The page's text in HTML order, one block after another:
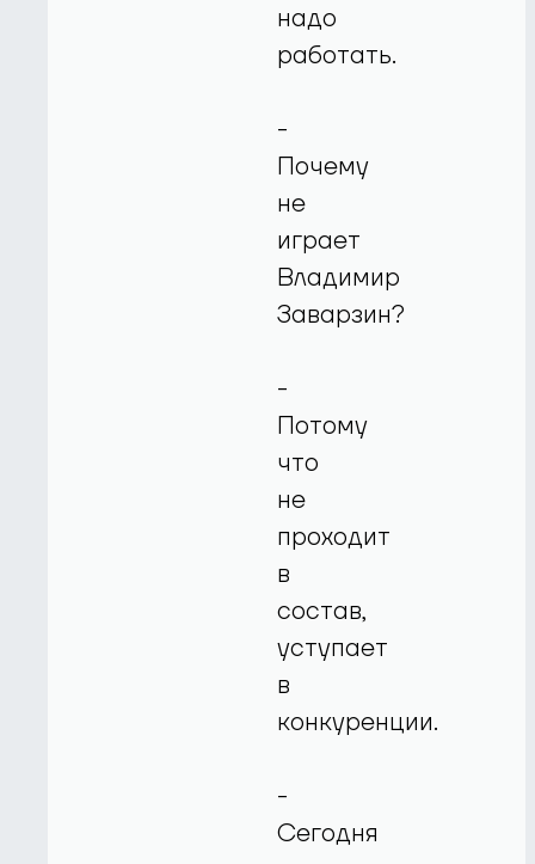
надо
работать.
-
Почему
не
играет
Владимир
Заварзин?
-
Потому
что
не
проходит
в
состав,
уступает
в
конкуренции.
-
Сегодня